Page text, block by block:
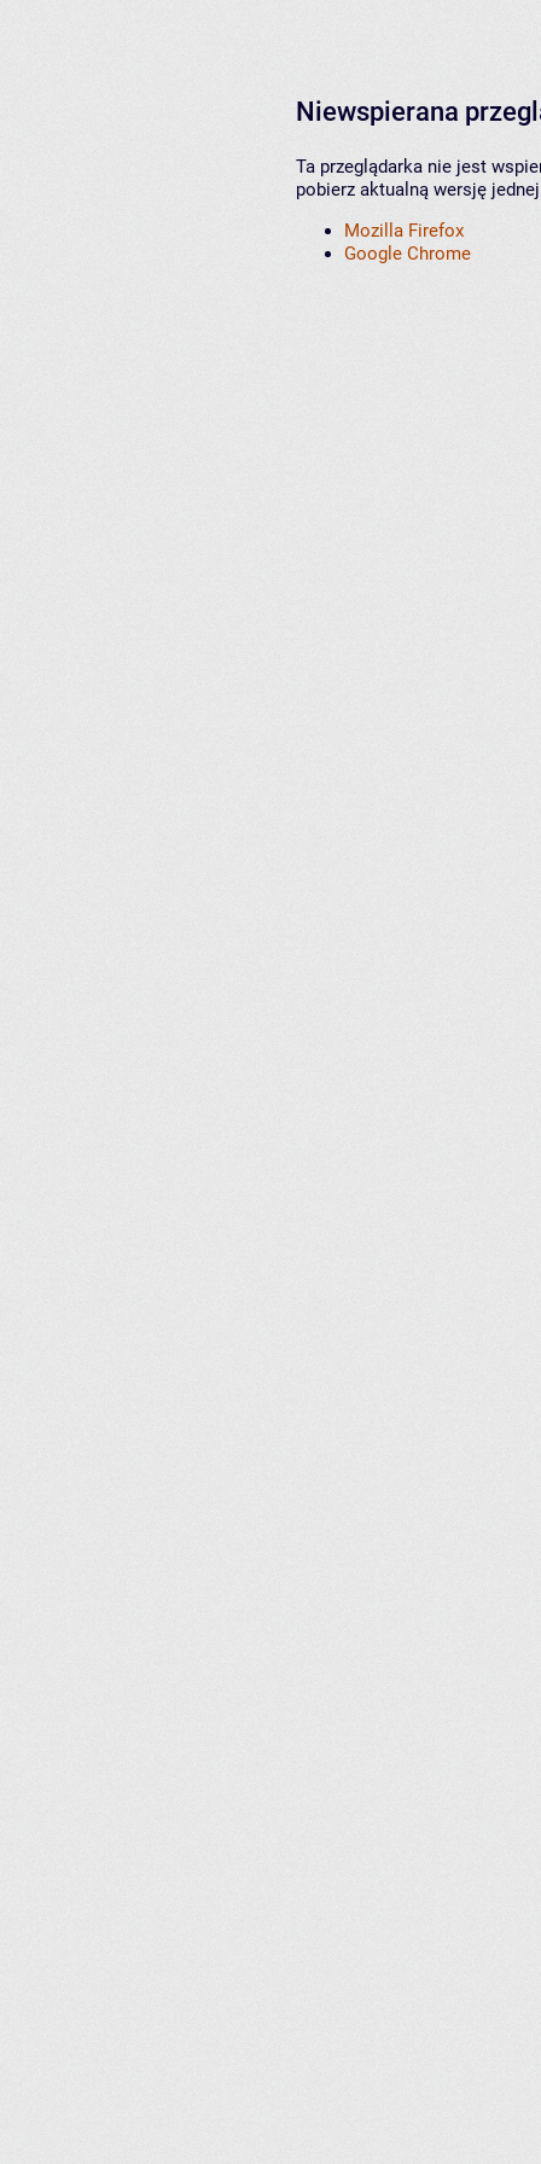
Niewspierana
Ta przeglądarka nie jest
pobierz aktualną wersję
Mozilla Firefox
Google Chrome